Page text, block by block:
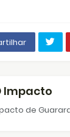
Impacto
de